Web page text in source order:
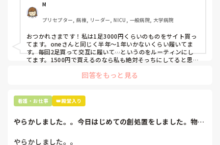
職場の人が「ナースシューズに3000円以上は出せない」っ
て言ってて、わたしの倍額は出せるのか！とびっくりしたの
で、世の皆さんはどうなのかなと…🤔
M
プリセプター, 病棟, リーダー, NICU, 一般病院, 大学病院
おつかれさまです！私は1足3000円くらいのものをサイト買っ
てます。oneさんと同じく半年〜1年いかないくらい履いてま
す。毎回2足買って交互に履いて…というのをルーティンにし
てます。1500円で買えるのなら私も絶対そっちにしてると思う
回答をもっと見る
看護・お仕事 👑殿堂入り
やらかしました。。今日はじめての創処置をしました。物品
やらかしました。。